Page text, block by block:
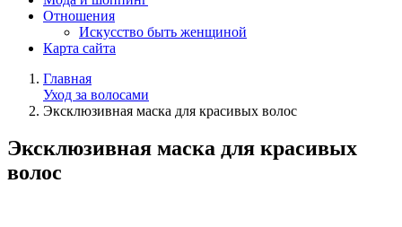
Отношения
Искусство быть женщиной
Карта сайта
Главная
Уход за волосами
Эксклюзивная маска для красивых волос
Эксклюзивная маска для красивых
волос